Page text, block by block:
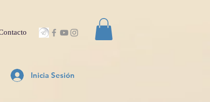
Inicia Sesión